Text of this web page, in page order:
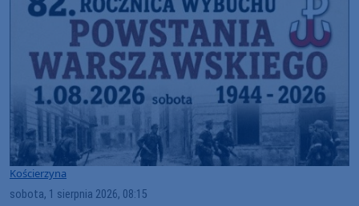
Kościerzyna
sobota, 1 sierpnia 2026, 08:15